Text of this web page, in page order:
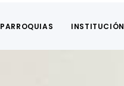
PARROQUIAS INSTITUCIÓN